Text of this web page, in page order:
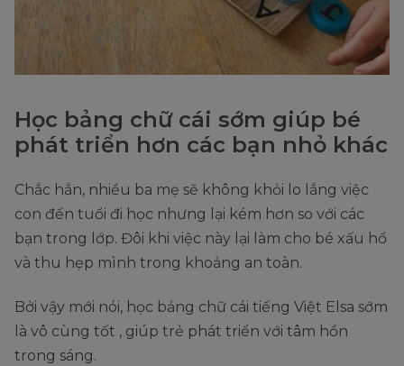
Học bảng chữ cái sớm giúp bé
phát triển hơn các bạn nhỏ khác
Chắc hẳn, nhiều ba mẹ sẽ không khỏi lo lắng việc
con đến tuổi đi học nhưng lại kém hơn so với các
bạn trong lớp. Đôi khi việc này lại làm cho bé xấu hổ
và thu hẹp mình trong khoảng an toàn.
Bởi vậy mới nói, học bảng chữ cái tiếng Việt Elsa sớm
là vô cùng tốt , giúp trẻ phát triển với tâm hồn
trong sáng.